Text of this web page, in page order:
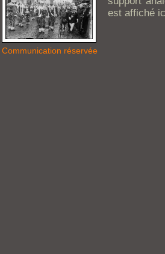
Communication réservée
est affiché